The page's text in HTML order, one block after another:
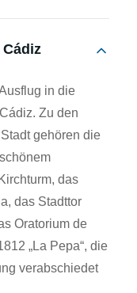
in die
Zu den
gehören die
das
das Stadttor
Oratorium de
„La Pepa“, die
verabschiedet